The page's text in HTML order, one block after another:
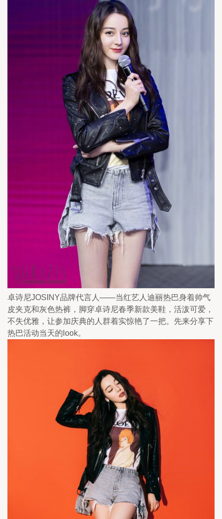
卓诗尼JOSINY品牌代言人——当红艺人迪丽热巴身着帅气
皮夹克和灰色热裤，脚穿卓诗尼春季新款美鞋，活泼可爱，
不失优雅，让参加庆典的人群着实惊艳了一把。先来分享下
热巴活动当天的look。